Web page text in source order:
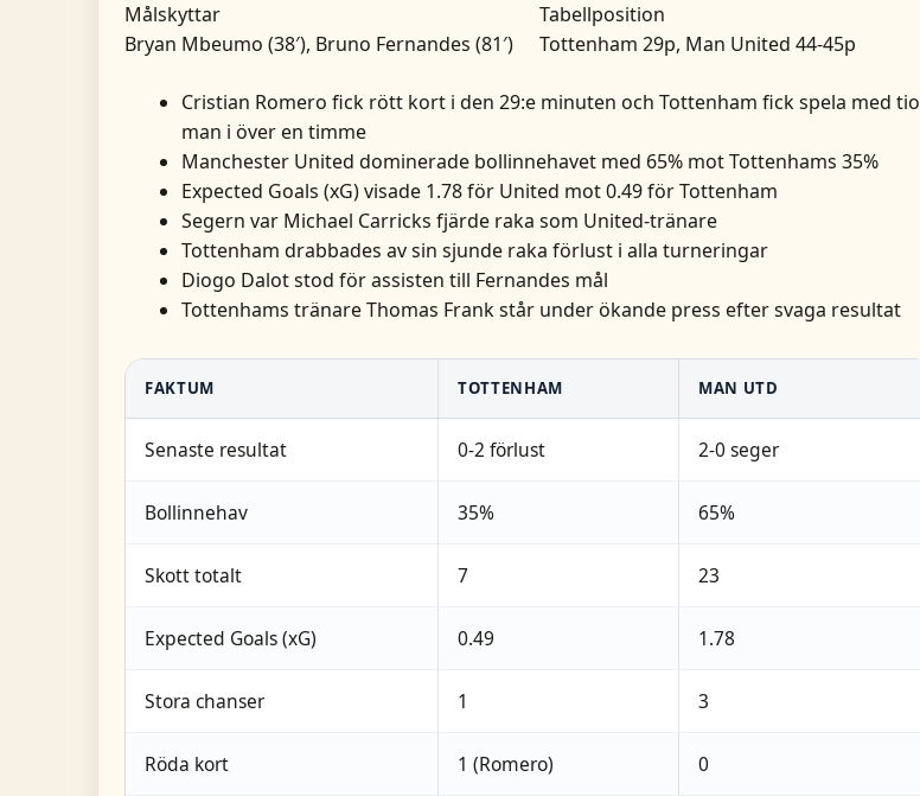
Målskyttar
Bryan Mbeumo (38′), Bruno Fernandes (81′)
Tabellposition
Tottenham 29p, Man United 44-45p
Cristian Romero fick rött kort i den 29:e minuten och Tottenham fick spela med tio
man i över en timme
Manchester United dominerade bollinnehavet med 65% mot Tottenhams 35%
Expected Goals (xG) visade 1.78 för United mot 0.49 för Tottenham
Segern var Michael Carricks fjärde raka som United-tränare
Tottenham drabbades av sin sjunde raka förlust i alla turneringar
Diogo Dalot stod för assisten till Fernandes mål
Tottenhams tränare Thomas Frank står under ökande press efter svaga resultat
FAKTUM TOTTENHAM MAN UTD
Senaste resultat 0-2 förlust 2-0 seger
Bollinnehav 35% 65%
Skott totalt 7 23
Expected Goals (xG) 0.49 1.78
Stora chanser 1 3
Röda kort 1 (Romero) 0